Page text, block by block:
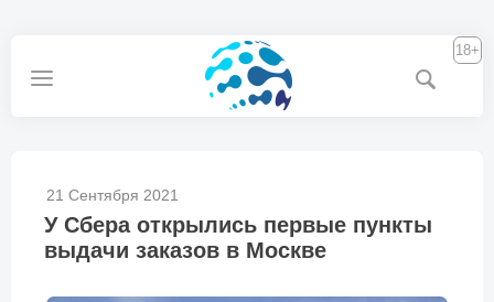
18+
21 Сентября 2021
У Сбера открылись первые пункты
выдачи заказов в Москве